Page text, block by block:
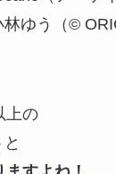
ゆう（©
上の